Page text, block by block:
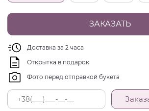
ЗАКАЗАТЬ
Доставка за 2 часа
Открытка в подарок
Фото перед отправкой букета